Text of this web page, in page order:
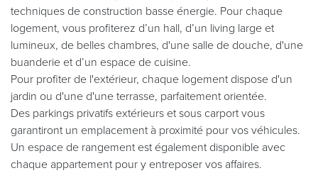
techniques de construction basse énergie. Pour chaque
logement, vous profiterez d’un hall, d’un living large et
lumineux, de belles chambres, d'une salle de douche, d'une
buanderie et d’un espace de cuisine.
Pour profiter de l'extérieur, chaque logement dispose d'un
jardin ou d'une d'une terrasse, parfaitement orientée.
Des parkings privatifs extérieurs et sous carport vous
garantiront un emplacement à proximité pour vos véhicules.
Un espace de rangement est également disponible avec
chaque appartement pour y entreposer vos affaires.